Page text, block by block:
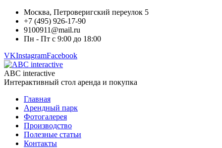
Москва, Петроверигский переулок 5
+7 (495) 926-17-90
9100911@mail.ru
Пн - Пт с 9:00 до 18:00
VKInstagramFacebook
ABC interactive
Интерактивный стол аренда и покупка
Главная
Арендный парк
Фотогалерея
Производство
Полезные статьи
Контакты